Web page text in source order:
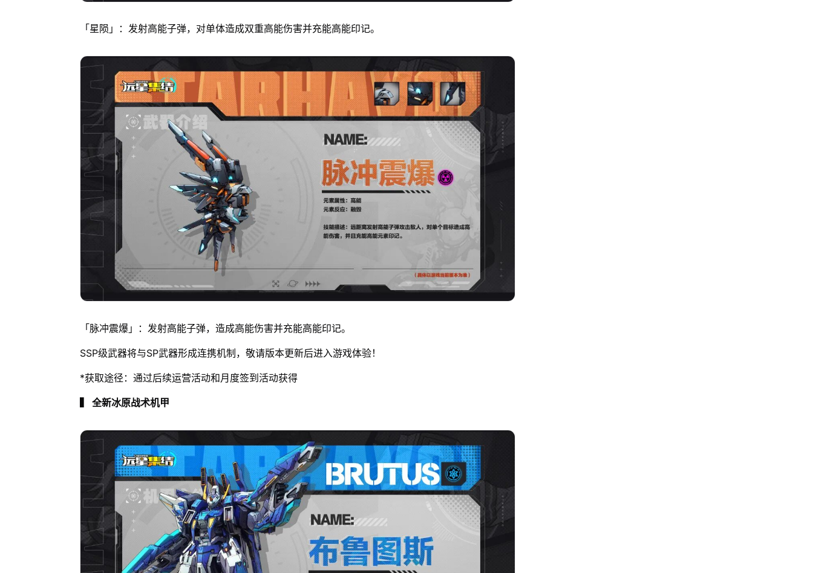
「星陨」：发射高能子弹，对单体造成双重高能伤害并充能高能印记。
「脉冲震爆」：发射高能子弹，造成高能伤害并充能高能印记。
SSP级武器将与SP武器形成连携机制，敬请版本更新后进入游戏体验！
*获取途径：通过后续运营活动和月度签到活动获得
▍ 全新冰原战术机甲